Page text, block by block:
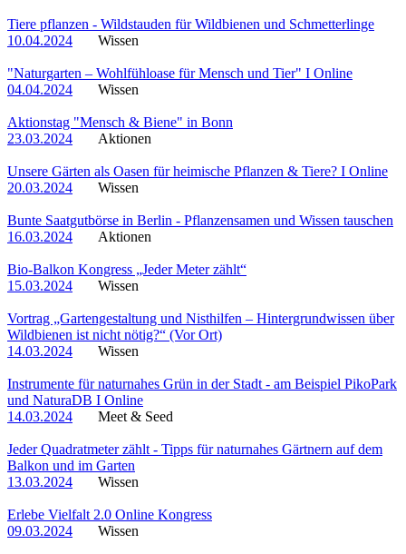
Tiere pflanzen - Wildstauden für Wildbienen und Schmetterlinge
10.04.2024
Wissen
"Naturgarten – Wohlfühloase für Mensch und Tier" I Online
04.04.2024
Wissen
Aktionstag "Mensch & Biene" in Bonn
23.03.2024
Aktionen
Unsere Gärten als Oasen für heimische Pflanzen & Tiere? I Online
20.03.2024
Wissen
Bunte Saatgutbörse in Berlin - Pflanzensamen und Wissen tauschen
16.03.2024
Aktionen
Bio-Balkon Kongress „Jeder Meter zählt“
15.03.2024
Wissen
Vortrag „Gartengestaltung und Nisthilfen – Hintergrundwissen über
Wildbienen ist nicht nötig?“ (Vor Ort)
14.03.2024
Wissen
Instrumente für naturnahes Grün in der Stadt - am Beispiel PikoPark
und NaturaDB I Online
14.03.2024
Meet & Seed
Jeder Quadratmeter zählt - Tipps für naturnahes Gärtnern auf dem
Balkon und im Garten
13.03.2024
Wissen
Erlebe Vielfalt 2.0 Online Kongress
09.03.2024
Wissen